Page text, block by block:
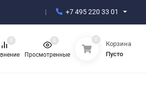
+7 495 220 33 01
0
Просмотренные
0 0
Корзина
Пусто